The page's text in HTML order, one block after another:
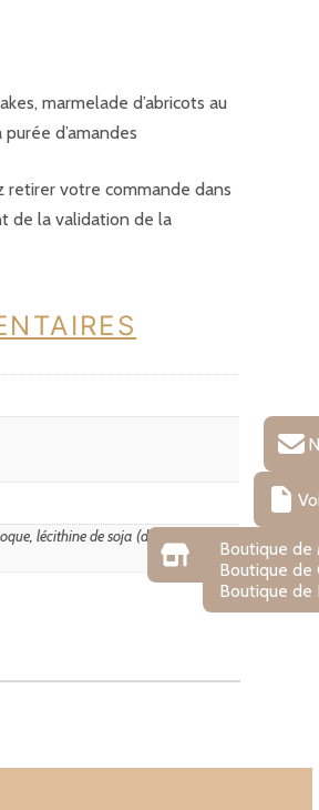
marmelade d’abricots au
d’amandes
retirer votre commande dans
de la validation de la
lécithine de soja (décor) et traces
Boutique de
Boutique de
Boutique de